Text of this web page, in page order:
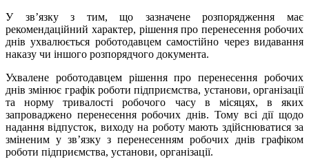
У зв’язку з тим, що зазначене розпорядження має
рекомендаційний характер, рішення про перенесення робочих
днів ухвалюється роботодавцем самостійно через видавання
наказу чи іншого розпорядчого документа.
Ухвалене роботодавцем рішення про перенесення робочих
днів змінює графік роботи підприємства, установи, організації
та норму тривалості робочого часу в місяцях, в яких
запроваджено перенесення робочих днів. Тому всі дії щодо
надання відпусток, виходу на роботу мають здійснюватися за
зміненим у зв’язку з перенесенням робочих днів графіком
роботи підприємства, установи, організації.